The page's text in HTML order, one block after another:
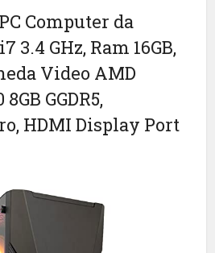
Computer da
3.4 GHz, Ram 16GB,
Video AMD
GGDR5,
HDMI Display Port